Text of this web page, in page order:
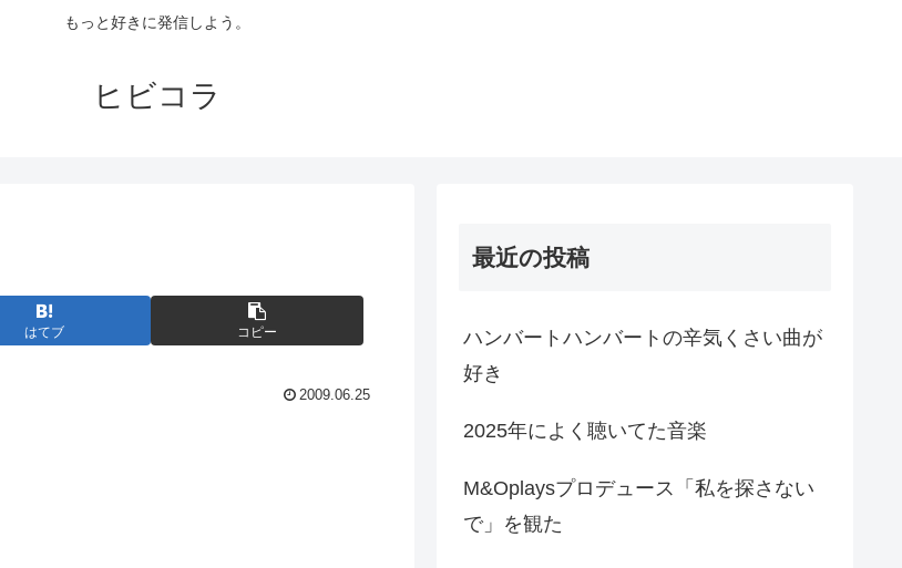
もっと好きに発信しよう。
ヒビコラ
はてブ コピー
2009.06.25
最近の投稿
ハンバートハンバートの辛気くさい曲が
好き
2025年によく聴いてた音楽
M&Oplaysプロデュース「私を探さない
で」を観た